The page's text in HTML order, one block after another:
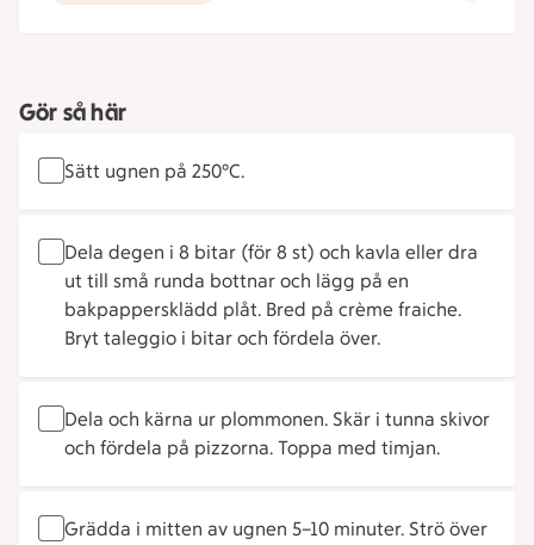
Gör så här
Sätt ugnen på 250°C.
Dela degen i 8 bitar (för 8 st) och kavla eller dra
ut till små runda bottnar och lägg på en
bakpappersklädd plåt. Bred på crème fraiche.
Bryt taleggio i bitar och fördela över.
Dela och kärna ur plommonen. Skär i tunna skivor
och fördela på pizzorna. Toppa med timjan.
Grädda i mitten av ugnen 5–10 minuter. Strö över